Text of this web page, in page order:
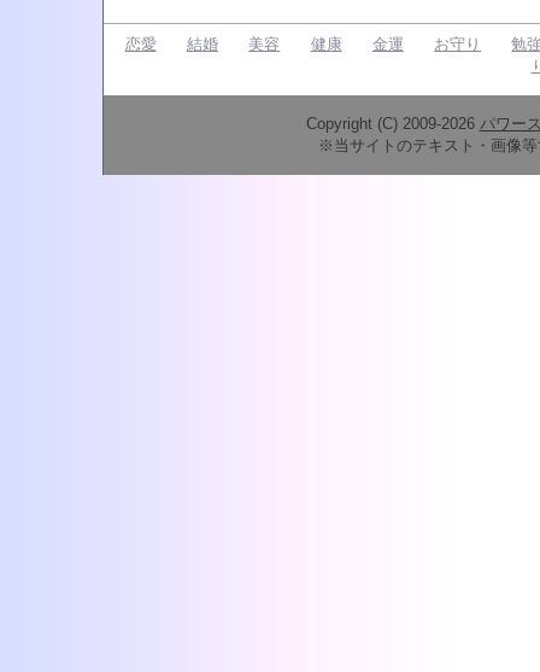
恋愛 結婚 美容 健康 金運 お守り
勉
Copyright (C) 2009-2026 パワー
※当サイトのテキスト・画像